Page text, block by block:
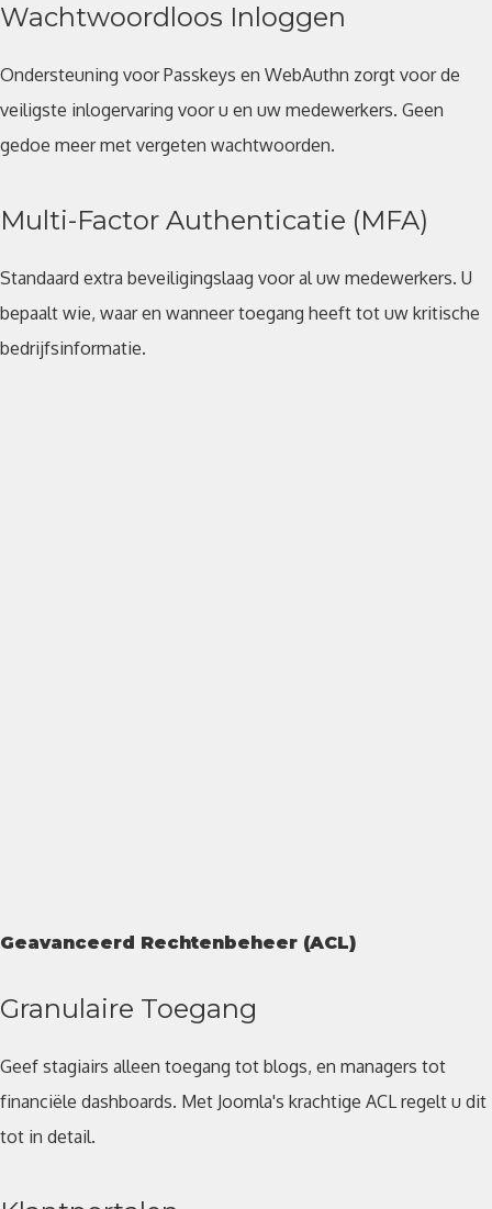
Wachtwoordloos Inloggen
Ondersteuning voor Passkeys en WebAuthn zorgt voor de
veiligste inlogervaring voor u en uw medewerkers. Geen
gedoe meer met vergeten wachtwoorden.
Multi-Factor Authenticatie (MFA)
Standaard extra beveiligingslaag voor al uw medewerkers. U
bepaalt wie, waar en wanneer toegang heeft tot uw kritische
bedrijfsinformatie.
Geavanceerd Rechtenbeheer (ACL)
Granulaire Toegang
Geef stagiairs alleen toegang tot blogs, en managers tot
financiële dashboards. Met Joomla's krachtige ACL regelt u dit
tot in detail.